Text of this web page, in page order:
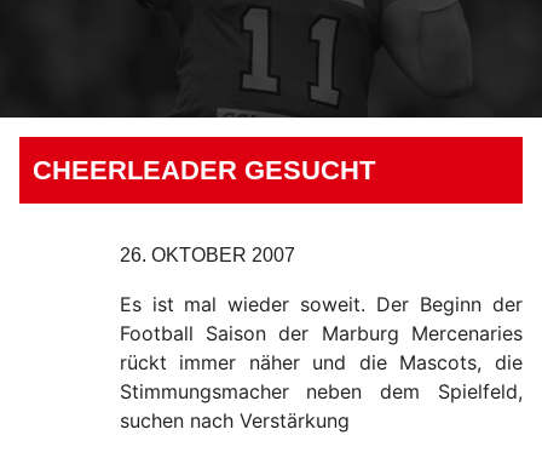
CHEERLEADER GESUCHT
26. OKTOBER 2007
Es ist mal wieder soweit. Der Beginn der
Football Saison der Marburg Mercenaries
rückt immer näher und die Mascots, die
Stimmungsmacher neben dem Spielfeld,
suchen nach Verstärkung